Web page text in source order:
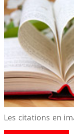
Les citations en